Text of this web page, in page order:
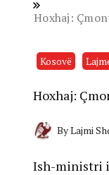
Hoxhaj:
Kosovë
Hoxhaj:
ByLajmi
Ish-ministri i